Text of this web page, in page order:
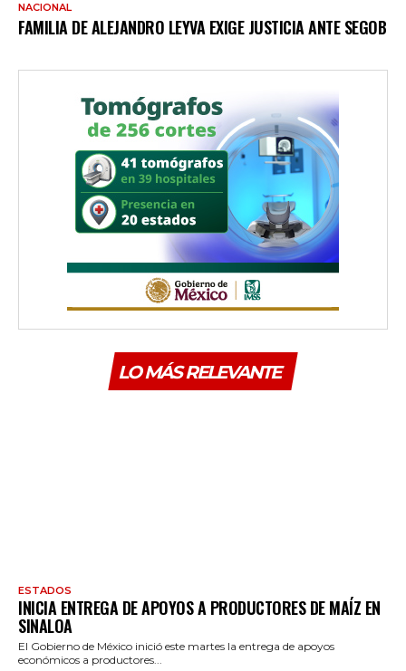
NACIONAL
FAMILIA DE ALEJANDRO LEYVA EXIGE JUSTICIA ANTE SEGOB
LO MÁS RELEVANTE
ESTADOS
INICIA ENTREGA DE APOYOS A PRODUCTORES DE MAÍZ EN
SINALOA
El Gobierno de México inició este martes la entrega de apoyos
económicos a productores...